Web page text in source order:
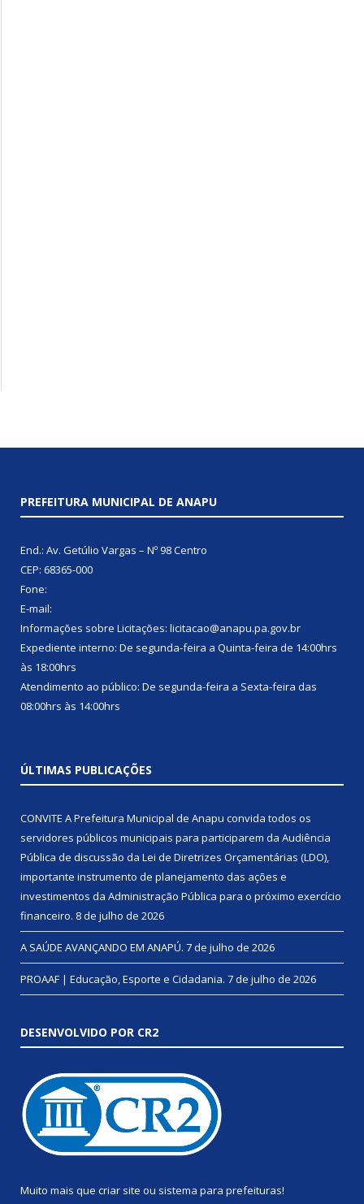
PREFEITURA MUNICIPAL DE ANAPU
End.: Av. Getúlio Vargas – Nº 98 Centro
CEP: 68365-000
Fone:
E-mail:
Informações sobre Licitações: licitacao@anapu.pa.gov.br
Expediente interno: De segunda-feira a Quinta-feira de 14:00hrs
às 18:00hrs
Atendimento ao público: De segunda-feira a Sexta-feira das
08:00hrs às 14:00hrs
ÚLTIMAS PUBLICAÇÕES
CONVITE A Prefeitura Municipal de Anapu convida todos os
servidores públicos municipais para participarem da Audiência
Pública de discussão da Lei de Diretrizes Orçamentárias (LDO),
importante instrumento de planejamento das ações e
investimentos da Administração Pública para o próximo exercício
financeiro. 8 de julho de 2026
A SAÚDE AVANÇANDO EM ANAPÚ. 7 de julho de 2026
PROAAF | Educação, Esporte e Cidadania. 7 de julho de 2026
DESENVOLVIDO POR CR2
Muito mais que criar site ou sistema para prefeituras!